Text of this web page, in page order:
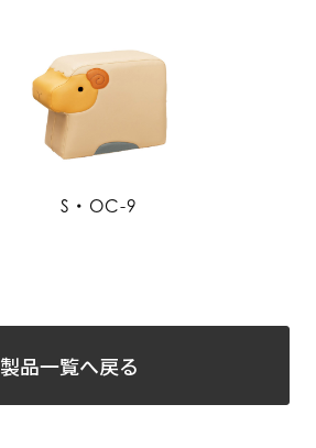
S・OC-9
製品一覧へ戻る